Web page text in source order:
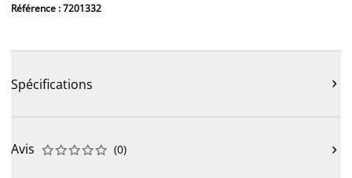
Référence : 7201332
Spécifications 
Avis 




 (0) 